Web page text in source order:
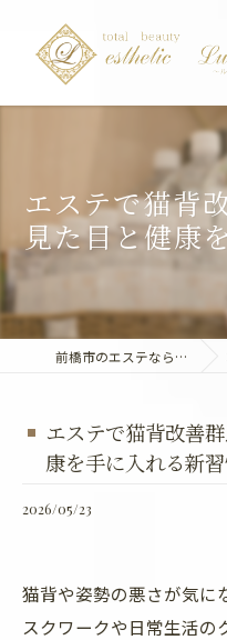
エステで猫背
見た目と健康
前橋市のエステならエステティック～Lunon～
エステで猫背改善
康を手に入れる新
2026/05/23
猫背や姿勢の悪さが気に
スクワークや日常生活の